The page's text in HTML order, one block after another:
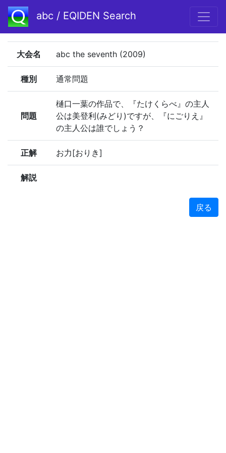
abc / EQIDEN Search
大会名 abc the seventh (2009)
種別 通常問題
問題
樋口一葉の作品で、『たけくらべ』の主人
公は美登利(みどり)ですが、『にごりえ』
の主人公は誰でしょう？
正解 お力[おりき]
解説
戻る